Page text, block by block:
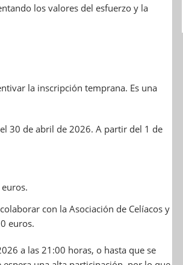
los valores del esfuerzo y la
la inscripción temprana. Es una
30 de abril de 2026. A partir del 1 de
con la Asociación de Celíacos y
euros.
a las 21:00 horas, o hasta que se